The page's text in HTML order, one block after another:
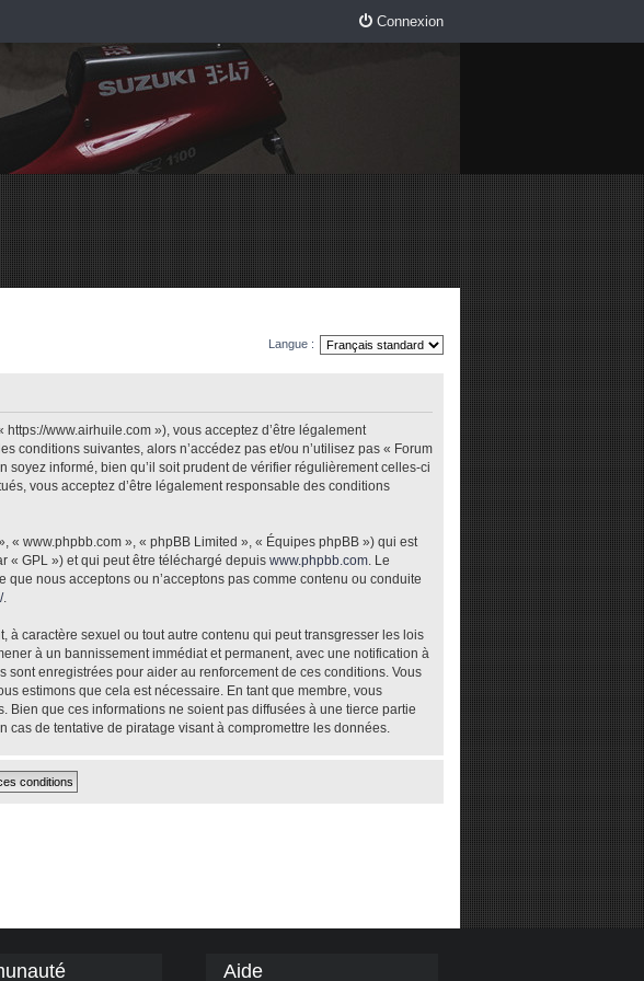
Connexion
Langue :
www.airhuile.com »), vous acceptez d’être légalement
conditions suivantes, alors n’accédez pas et/ou n’utilisez pas « Forum
informé, bien qu’il soit prudent de vérifier régulièrement celles-ci
vous acceptez d’être légalement responsable des conditions
www.phpbb.com », « phpBB Limited », « Équipes phpBB ») qui est
« GPL ») et qui peut être téléchargé depuis www.phpbb.com . Le
nous acceptons ou n’acceptons pas comme contenu ou conduite
.
caractère sexuel ou tout autre contenu qui peut transgresser les lois
à un bannissement immédiat et permanent, avec une notification à
enregistrées pour aider au renforcement de ces conditions. Vous
estimons que cela est nécessaire. En tant que membre, vous
que ces informations ne soient pas diffusées à une tierce partie
de tentative de piratage visant à compromettre les données.
Aide